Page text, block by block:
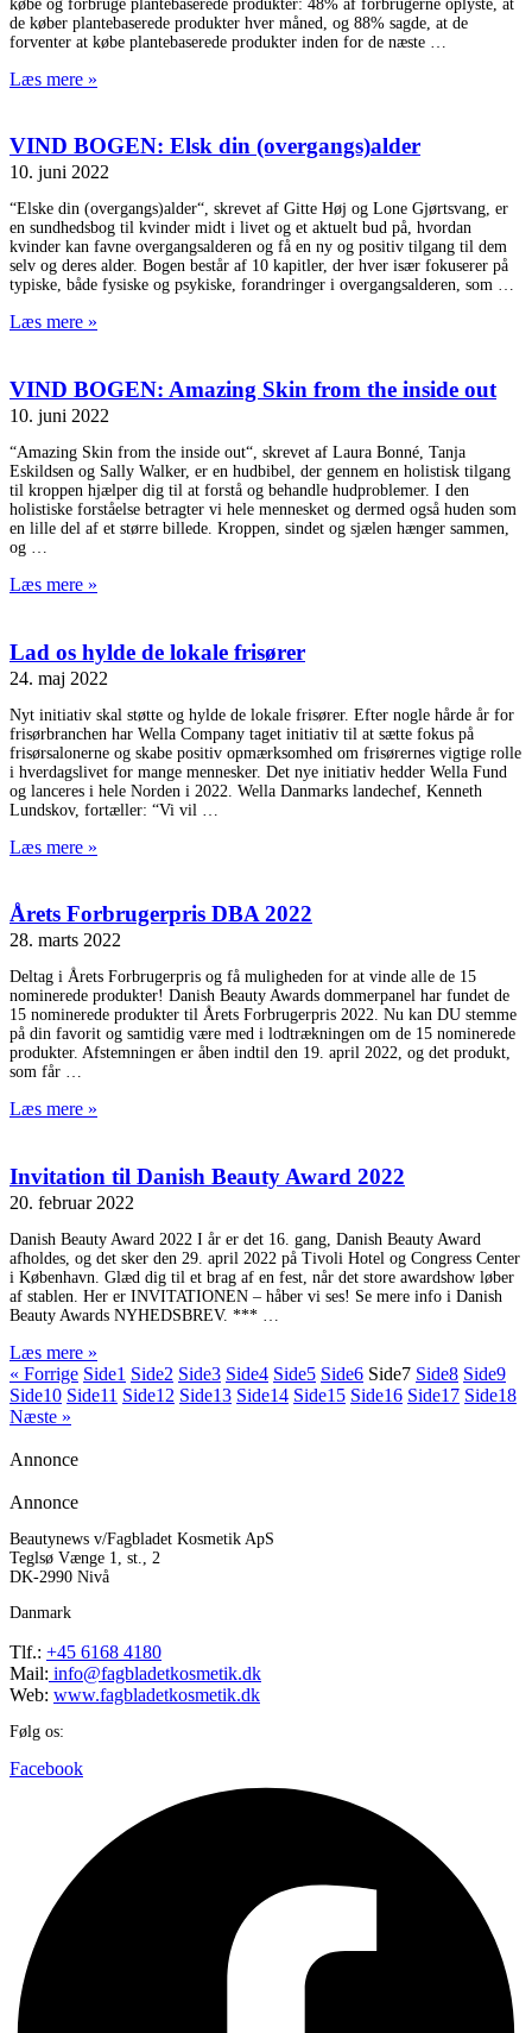
købe og forbruge plantebaserede produkter: 48% af forbrugerne oplyste, at
de køber plantebaserede produkter hver måned, og 88% sagde, at de
forventer at købe plantebaserede produkter inden for de næste
Læs mere »
VIND BOGEN: Elsk din (overgangs)alder
10. juni 2022
“Elske din (overgangs)alder“, skrevet af Gitte Høj og Lone Gjørtsvang, er
en sundhedsbog til kvinder midt i livet og et aktuelt bud på, hvordan
kvinder kan favne overgangsalderen og få en ny og positiv tilgang til dem
selv og deres alder. Bogen består af 10 kapitler, der hver især fokuserer på
typiske, både fysiske og psykiske, forandringer i overgangsalderen, som
Læs mere »
VIND BOGEN: Amazing Skin from the inside out
10. juni 2022
“Amazing Skin from the inside out“, skrevet af Laura Bonné, Tanja
Eskildsen og Sally Walker, er en hudbibel, der gennem en holistisk tilgang
til kroppen hjælper dig til at forstå og behandle hudproblemer. I den
holistiske forståelse betragter vi hele mennesket og dermed også huden som
en lille del af et større billede. Kroppen, sindet og sjælen hænger sammen,
og
Læs mere »
Lad os hylde de lokale frisører
24. maj 2022
Nyt initiativ skal støtte og hylde de lokale frisører. Efter nogle hårde år for
frisørbranchen har Wella Company taget initiativ til at sætte fokus på
frisørsalonerne og skabe positiv opmærksomhed om frisørernes vigtige rolle
i hverdagslivet for mange mennesker. Det nye initiativ hedder Wella Fund
og lanceres i hele Norden i 2022. Wella Danmarks landechef, Kenneth
Lundskov, fortæller: “Vi vil
Læs mere »
Årets Forbrugerpris DBA 2022
28. marts 2022
Deltag i Årets Forbrugerpris og få muligheden for at vinde alle de 15
nominerede produkter! Danish Beauty Awards dommerpanel har fundet de
15 nominerede produkter til Årets Forbrugerpris 2022. Nu kan DU stemme
på din favorit og samtidig være med i lodtrækningen om de 15 nominerede
produkter. Afstemningen er åben indtil den 19. april 2022, og det produkt,
som får
Læs mere »
Invitation til Danish Beauty Award 2022
20. februar 2022
Danish Beauty Award 2022 I år er det 16. gang, Danish Beauty Award
afholdes, og det sker den 29. april 2022 på Tivoli Hotel og Congress Center
i København. Glæd dig til et brag af en fest, når det store awardshow løber
af stablen. Her er INVITATIONEN – håber vi ses! Se mere info i Danish
Beauty Awards NYHEDSBREV. ***
Læs mere »
« Forrige Side1 Side2 Side3 Side4 Side5 Side6 Side7 Side8 Side9
Side10 Side11 Side12 Side13 Side14 Side15 Side16 Side17 Side18
Næste »
Annonce
Annonce
Beautynews v/Fagbladet Kosmetik ApS
Teglsø Vænge 1, st., 2
DK-2990 Nivå
Danmark
Tlf.: +45 6168 4180
Mail: info@fagbladetkosmetik.dk
Web: www.fagbladetkosmetik.dk
Følg os:
Facebook